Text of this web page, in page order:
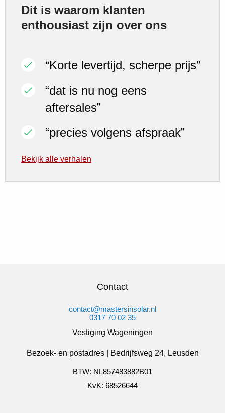
Dit is waarom klanten
enthousiast zijn over ons
“Korte levertijd, scherpe prijs”
“dat is nu nog eens
aftersales”
“precies volgens afspraak”
Bekijk alle verhalen
Contact
contact@mastersinsolar.nl
0317 70 02 35
Vestiging Wageningen
Bezoek- en postadres | Bedrijfsweg 24, Leusden
BTW: NL857483882B01
KvK: 68526644